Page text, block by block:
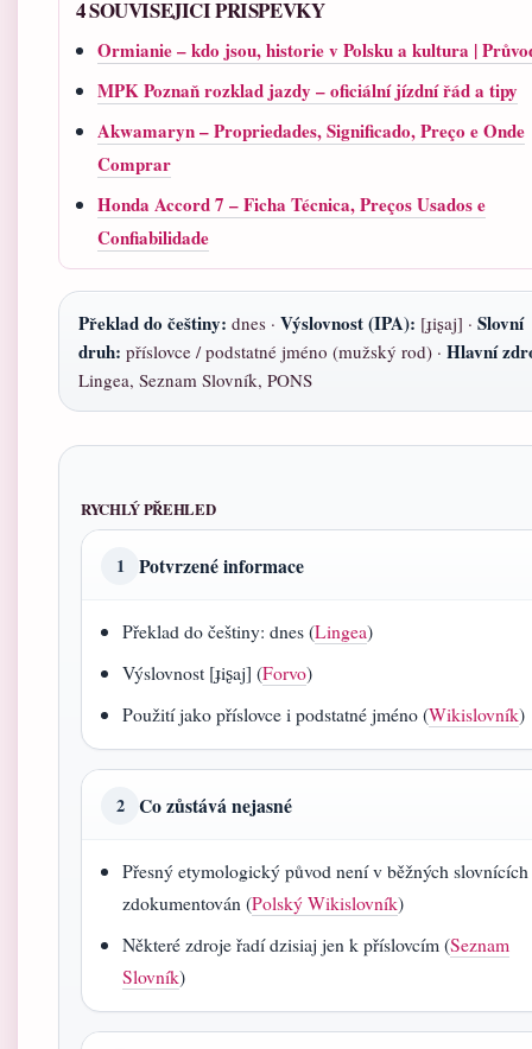
4 SOUVISEJICI PRISPEVKY
Ormianie – kdo jsou, historie v Polsku a kultura |
MPK Poznaň rozklad jazdy – oficiální jízdní řád a tipy
Akwamaryn – Propriedades, Significado, Preço e Onde
Comprar
Honda Accord 7 – Ficha Técnica, Preços Usados e
Confiabilidade
Překlad do češtiny: dnes · Výslovnost (IPA): [ɟiʂaj] · Slovní
druh: příslovce / podstatné jméno (mužský rod) · Hlavní
Lingea, Seznam Slovník, PONS
RYCHLÝ PŘEHLED
1 Potvrzené informace
Překlad do češtiny: dnes (Lingea)
Výslovnost [ɟiʂaj] (Forvo)
Použití jako příslovce i podstatné jméno (Wikislovník)
2 Co zůstává nejasné
Přesný etymologický původ není v běžných slovnících
zdokumentován (Polský Wikislovník)
Některé zdroje řadí dzisiaj jen k příslovcím (Seznam
Slovník)